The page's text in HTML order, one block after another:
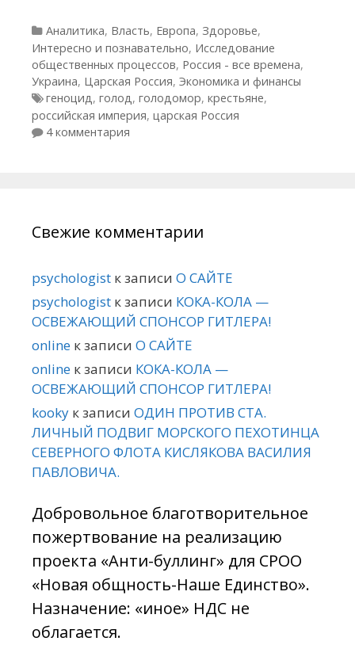
Рубрики
Аналитика, Власть, Европа, Здоровье,
Интересно и познавательно, Исследование
общественных процессов, Россия - все времена,
Украина, Царская Россия, Экономика и финансы
Метки
геноцид, голод, голодомор, крестьяне,
российская империя, царская Россия
4 комментария
Свежие комментарии
psychologist к записи О САЙТЕ
psychologist к записи КОКА-КОЛА —
ОСВЕЖАЮЩИЙ СПОНСОР ГИТЛЕРА!
online к записи О САЙТЕ
online к записи КОКА-КОЛА —
ОСВЕЖАЮЩИЙ СПОНСОР ГИТЛЕРА!
kooky к записи ОДИН ПРОТИВ СТА.
ЛИЧНЫЙ ПОДВИГ МОРСКОГО ПЕХОТИНЦА
СЕВЕРНОГО ФЛОТА КИСЛЯКОВА ВАСИЛИЯ
ПАВЛОВИЧА.
Добровольное благотворительное
пожертвование на реализацию
проекта «Анти-буллинг» для СРОО
«Новая общность-Наше Единство».
Назначение: «иное» НДС не
облагается.